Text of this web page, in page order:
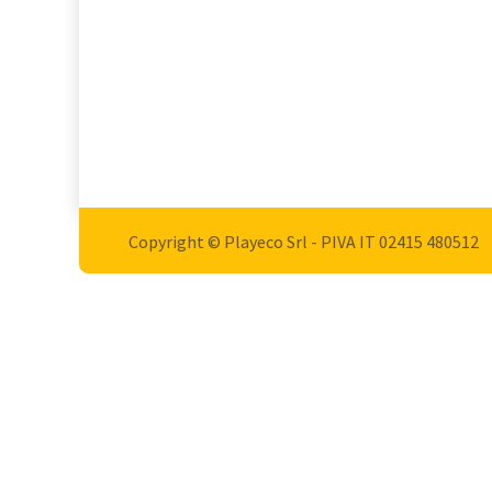
Copyright © Playeco Srl - PIVA IT 02415 ​480512